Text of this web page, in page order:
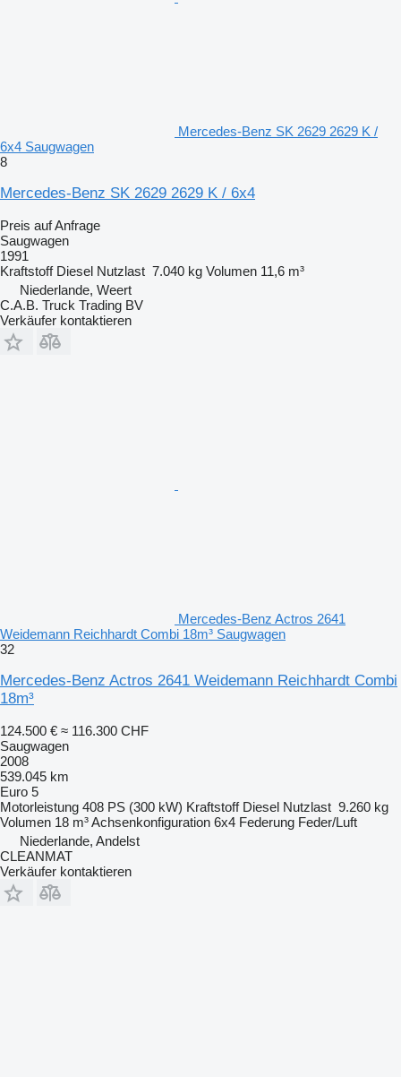
Mercedes-Benz SK 2629 2629 K /
6x4 Saugwagen
8
Mercedes-Benz SK 2629 2629 K / 6x4
Preis auf Anfrage
Saugwagen
1991
Kraftstoff Diesel Nutzlast 7.040 kg Volumen 11,6 m³
Niederlande, Weert
C.A.B. Truck Trading BV
Verkäufer kontaktieren
Mercedes-Benz Actros 2641
Weidemann Reichhardt Combi 18m³ Saugwagen
32
Mercedes-Benz Actros 2641 Weidemann Reichhardt Combi
18m³
124.500 € ≈ 116.300 CHF
Saugwagen
2008
539.045 km
Euro 5
Motorleistung 408 PS (300 kW) Kraftstoff Diesel Nutzlast 9.260 kg
Volumen 18 m³Achsenkonfiguration 6x4 Federung Feder/Luft
Niederlande, Andelst
CLEANMAT
Verkäufer kontaktieren